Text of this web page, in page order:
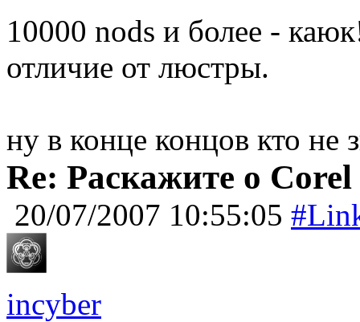
10000 nods и более -
отличие от люстры.
ну в конце концов кто
Re: Раскажите о
20/07/2007 10:55:05
incyber